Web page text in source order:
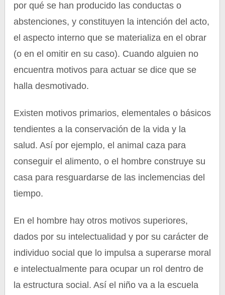
por qué se han producido las conductas o
abstenciones, y constituyen la intención del acto,
el aspecto interno que se materializa en el obrar
(o en el omitir en su caso). Cuando alguien no
encuentra motivos para actuar se dice que se
halla desmotivado.
Existen motivos primarios, elementales o básicos
tendientes a la conservación de la vida y la
salud. Así por ejemplo, el animal caza para
conseguir el alimento, o el hombre construye su
casa para resguardarse de las inclemencias del
tiempo.
En el hombre hay otros motivos superiores,
dados por su intelectualidad y por su carácter de
individuo social que lo impulsa a superarse moral
e intelectualmente para ocupar un rol dentro de
la estructura social. Así el niño va a la escuela